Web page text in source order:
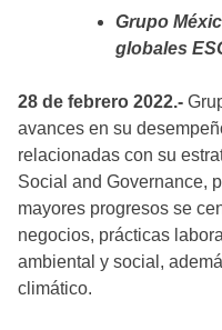
Grupo
globales
28 de febrero 2022.-
avances en su
relacionadas con su
Social and Governance,
mayores progresos se
negocios, prácticas
ambiental y social,
climático.